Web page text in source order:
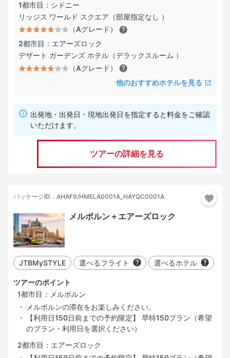
なることがある
（Bグレード）
「安心して宿泊できかつコストパフォーマンスの高い」ホテル
（Cグレード）
る経済的なホテル
（Dグレード）
（Eグレード）
サービス・施設は効率を重視した最低限の装備
コネクティングルーム
コンドミニアム
水上コテージ
ヴィラ
ホテル設備・サービス
プール
スパサービス
1都市目：シドニー
リッジス ワールド スクエア（部屋指定なし ）
（Aグレード）
2都市目：エアーズロック
デザート ガーデンズ ホテル（デラックスルーム ）
（Aグレード）
他のおすすめホテルを見る
出発地・出発日・現地出発日を指定すると料金をご確認
いただけます。
ツアーの詳細を見る
パッケージID：AHAF9/HMELA0001A_HAYQC0001A
メルボルン＋エアーズロック
JTBMySTYLE 選べるフライト 選べるホテル
ツアーのポイント
1都市目：メルボルン
メルボルンの滞在をお楽しみください。
【利用日150日前までの予約限定】 早特150プラン（希望
のプラン・利用日を選択ください）
2都市目：エアーズロック